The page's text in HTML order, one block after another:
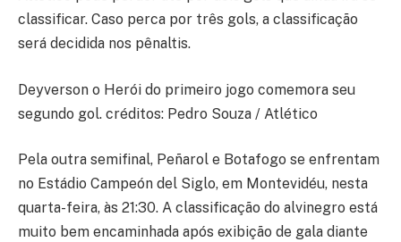
classificar. Caso perca por três gols, a classificação
será decidida nos pênaltis.
Deyverson o Herói do primeiro jogo comemora seu
segundo gol. créditos: Pedro Souza / Atlético
Pela outra semifinal, Peñarol e Botafogo se enfrentam
no Estádio Campeón del Siglo, em Montevidéu, nesta
quarta-feira, às 21:30. A classificação do alvinegro está
muito bem encaminhada após exibição de gala diante